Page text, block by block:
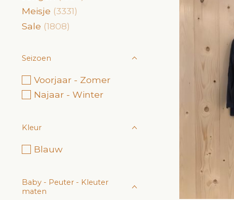
Meisje (3331)
Sale (1808)
Seizoen
Voorjaar - Zomer
Najaar - Winter
Kleur
Blauw
Baby - Peuter - Kleuter
maten